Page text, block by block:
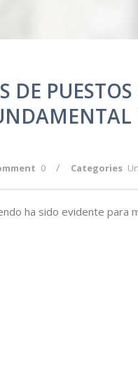
DE
0 / Categories
ha sido evidente para